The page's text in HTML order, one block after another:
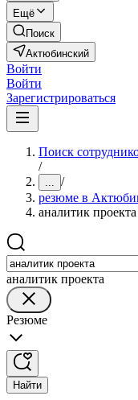
Ещё
Поиск
Актюбинский
Войти
Войти
Зарегистрироваться
Поиск
/
... /
резюме в
аналитик проекта
аналитик проекта
Резюме
Найти